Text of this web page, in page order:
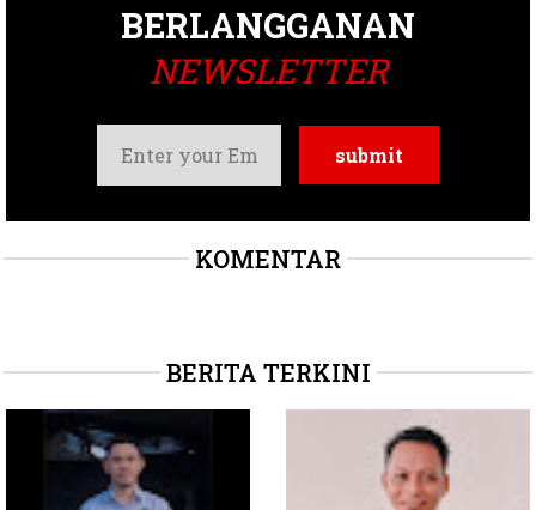
BERLANGGANAN
NEWSLETTER
KOMENTAR
BERITA TERKINI